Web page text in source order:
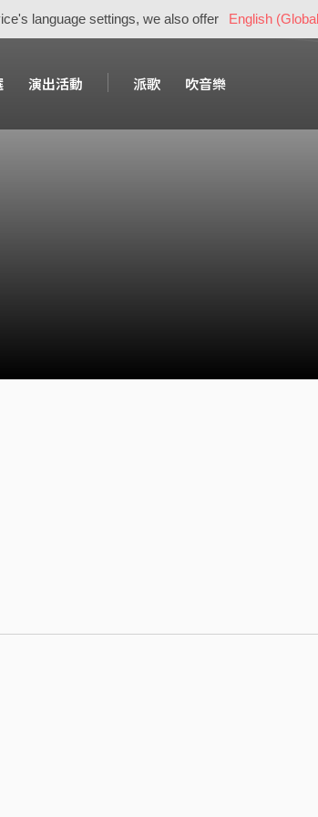
language settings, we also offer English
演出活動 派歌 吹音樂